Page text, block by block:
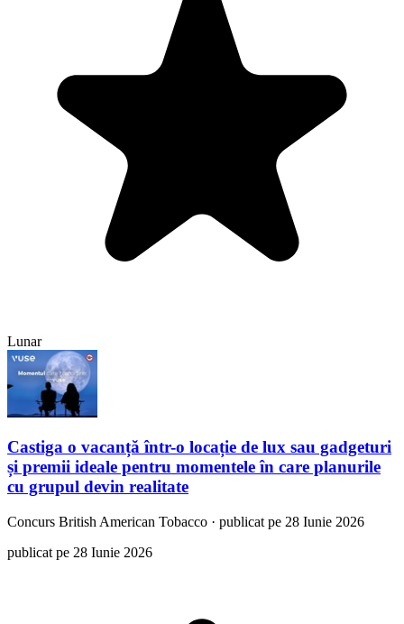
Lunar
Castiga o vacanță într-o locație de lux sau gadgeturi
și premii ideale pentru momentele în care planurile
cu grupul devin realitate
Concurs British American Tobacco · publicat pe 28 Iunie 2026
publicat pe 28 Iunie 2026